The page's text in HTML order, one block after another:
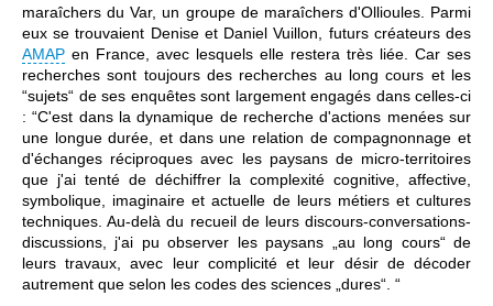
maraîchers du Var, un groupe de maraîchers d'Ollioules. Parmi
eux se trouvaient Denise et Daniel Vuillon, futurs créateurs des
AMAP en France, avec lesquels elle restera très liée. Car ses
recherches sont toujours des recherches au long cours et les
“sujets“ de ses enquêtes sont largement engagés dans celles-ci
: “C'est dans la dynamique de recherche d'actions menées sur
une longue durée, et dans une relation de compagnonnage et
d'échanges réciproques avec les paysans de micro-territoires
que j'ai tenté de déchiffrer la complexité cognitive, affective,
symbolique, imaginaire et actuelle de leurs métiers et cultures
techniques. Au-delà du recueil de leurs discours-conversations-
discussions, j'ai pu observer les paysans „au long cours“ de
leurs travaux, avec leur complicité et leur désir de décoder
autrement que selon les codes des sciences „dures“. “